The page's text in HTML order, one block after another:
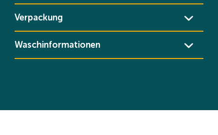
Verpackung
Waschinformationen